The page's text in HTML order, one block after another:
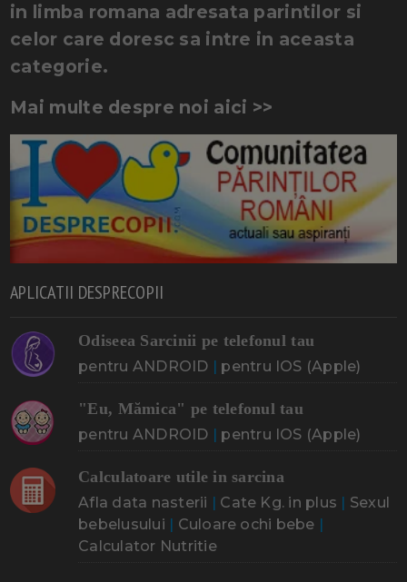
in limba romana adresata parintilor si
celor care doresc sa intre in aceasta
categorie.
Mai multe despre noi aici >>
APLICATII DESPRECOPII
Odiseea Sarcinii pe telefonul tau
pentru ANDROID | pentru IOS (Apple)
"Eu, Mămica" pe telefonul tau
pentru ANDROID | pentru IOS (Apple)
Calculatoare utile in sarcina
Afla data nasterii | Cate Kg. in plus | Sexul
bebelusului | Culoare ochi bebe |
Calculator Nutritie